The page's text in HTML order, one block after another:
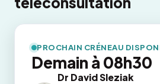
PROCHAIN CRÉNEAU
Demain à 08h30
Dr David Sleziak